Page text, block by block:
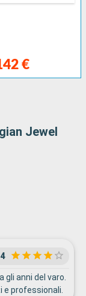
€
Jewel
4
gli anni del varo.
e professionali.